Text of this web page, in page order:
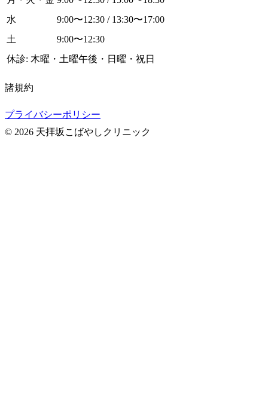
水
9:00〜12:30 / 13:30〜17:00
土
9:00〜12:30
休診: 木曜・土曜午後・日曜・祝日
諸規約
プライバシーポリシー
© 2026 天拝坂こばやしクリニック